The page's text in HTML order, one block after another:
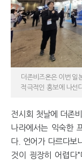
더존비즈온은 이번 일
적극적인 홍보에 나선
전시회 첫날에 더존
나라에서는 익숙한
다. 언어가 다르다보
것이 굉장히 어렵다